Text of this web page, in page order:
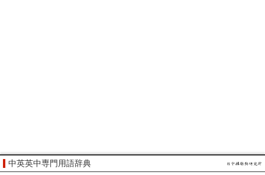
中英英中専門用語辞典